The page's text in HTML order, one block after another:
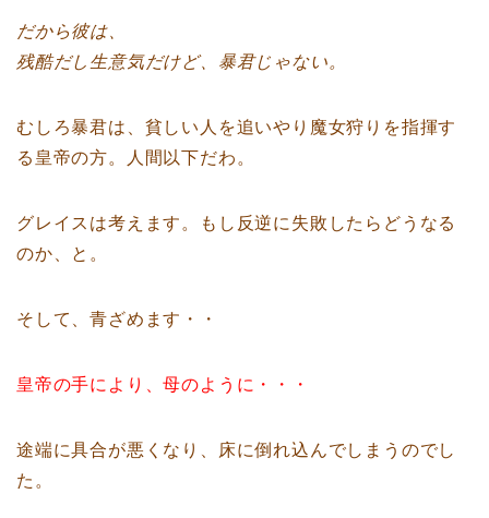
だから彼は、
残酷だし生意気だけど、暴君じゃない。
むしろ暴君は、貧しい人を追いやり魔女狩りを指揮す
る皇帝の方。人間以下だわ。
グレイスは考えます。もし反逆に失敗したらどうなる
のか、と。
そして、青ざめます・・
皇帝の手により、母のように・・・
途端に具合が悪くなり、床に倒れ込んでしまうのでし
た。